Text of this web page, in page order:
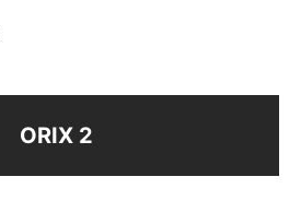
ORIX 2